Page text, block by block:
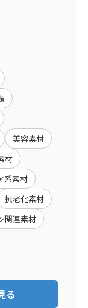
美容素材
材
系素材
抗老化素材
関連素材
る